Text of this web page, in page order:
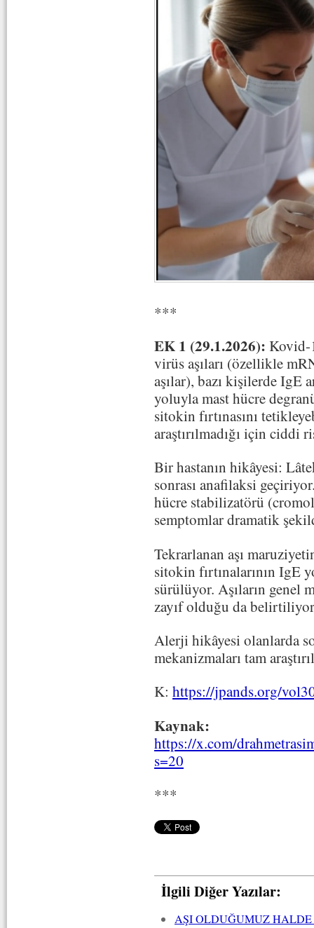
***
EK 1 (29.1.2026): Kovid-
virüs aşıları (özellikle
aşılar), bazı kişilerde IgE
yoluyla mast hücre
sitokin fırtınasını
araştırılmadığı için ciddi
Bir hastanın hikâyesi:
sonrası anafilaksi
hücre stabilizatörü
semptomlar dramatik
Tekrarlanan aşı
sitokin fırtınalarının
sürülüyor. Aşıların genel
zayıf olduğu da
Alerji hikâyesi olanlarda
mekanizmaları tam
K: https://jpands.org/
Kaynak:
https://x.com/
s=20
***
İlgili Diğer Yazılar:
AŞI OLDUĞUMUZ HALDE